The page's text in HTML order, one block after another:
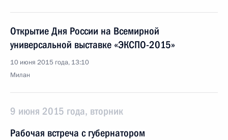
Открытие Дня России на Всемирной
универсальной выставке «ЭКСПО-2015»
10 июня 2015 года, 13:10
Милан
9 июня 2015 года, вторник
Рабочая встреча с губернатором